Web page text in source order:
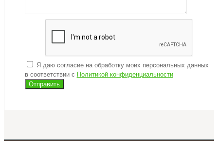
Я даю согласие на обработку моих персональных данных
в соответствии с Политикой конфиденциальности